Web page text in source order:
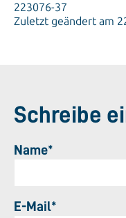
223076-37
Zuletzt geändert am
Schreibe
Name*
E-Mail*